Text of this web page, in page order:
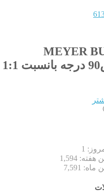
MEYER
1
هفته: 1,594
ماه: 7,591